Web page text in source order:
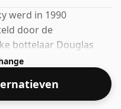
werd in 1990
door de
bottelaar Douglas
21 jaar oude
Gebotteld op een
deze whisky